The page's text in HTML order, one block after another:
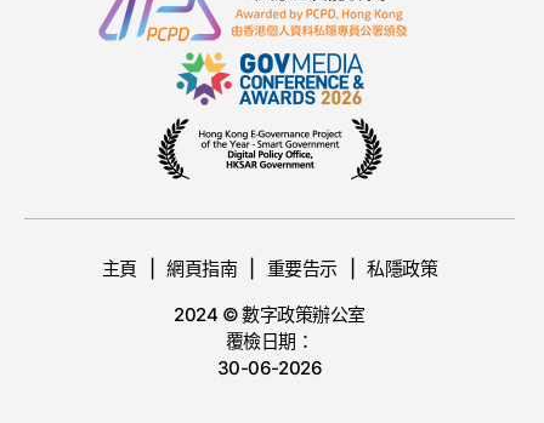
主頁 網頁指南 重要告示
私隱政策
2024 © 數字政策辦公室
覆檢日期：
30-06-2026